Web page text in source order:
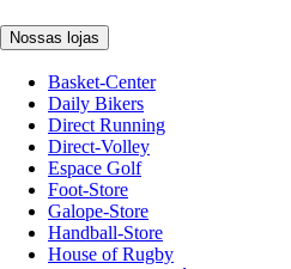
Nossas lojas
Basket-Center
Daily Bikers
Direct Running
Direct-Volley
Espace Golf
Foot-Store
Galope-Store
Handball-Store
House of Rugby